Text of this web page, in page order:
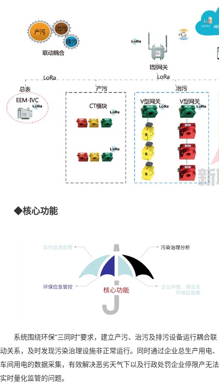
◆核心功能
系统围绕环保“三同时”要求，建立产污、治污及排污设备运行耦合联
动关系，及时发现污染治理设施非正常运行。同时通过企业总生产用电、
车间用电的数据采集，有效解决恶劣天气下以及行政处罚企业停限产无法
实时量化监管的问题。